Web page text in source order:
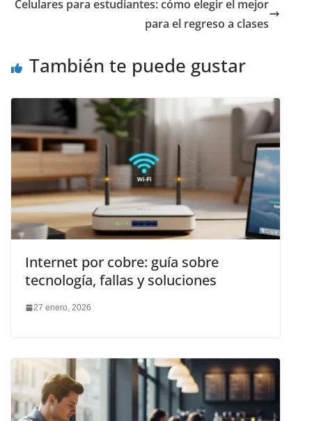
Celulares para estudiantes: cómo elegir el mejor
para el regreso a clases
También te puede gustar
Internet por cobre: guía sobre
tecnología, fallas y soluciones
27 enero, 2026